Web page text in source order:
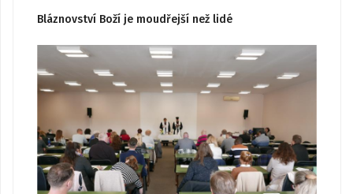
Bláznovství Boží je moudřejší než lidé